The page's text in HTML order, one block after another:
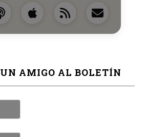
AMIGO AL BOLETÍN